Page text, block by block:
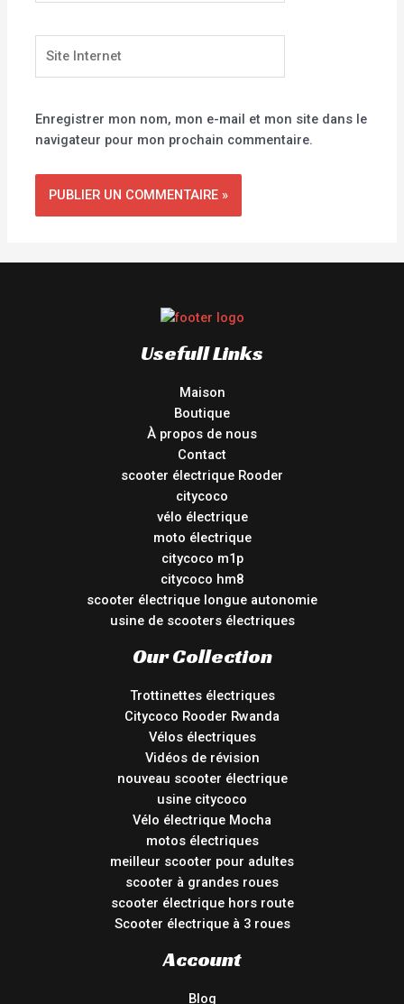
Internet
Enregistrer mon nom, mon e-mail et mon site dans le
navigateur pour mon prochain commentaire.
Usefull Links
Maison
Boutique
À propos de nous
Contact
scooter électrique Rooder
citycoco
vélo électrique
moto électrique
citycoco m1p
citycoco hm8
scooter électrique longue autonomie
usine de scooters électriques
Our Collection
Trottinettes électriques
Citycoco Rooder Rwanda
Vélos électriques
Vidéos de révision
nouveau scooter électrique
usine citycoco
Vélo électrique Mocha
motos électriques
meilleur scooter pour adultes
scooter à grandes roues
scooter électrique hors route
Scooter électrique à 3 roues
Account
Blog